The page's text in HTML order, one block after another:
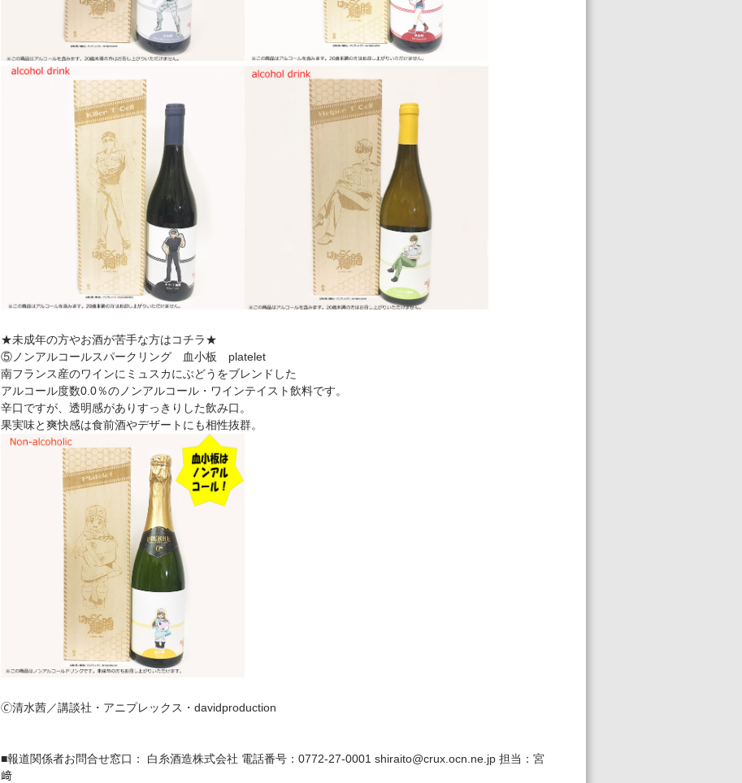
★未成年の方やお酒が苦手な方はコチラ★
⑤ノンアルコールスパークリング 血小板 platelet
南フランス産のワインにミュスカにぶどうをブレンドした
アルコール度数0.0％のノンアルコール・ワインテイスト飲料です。
辛口ですが、透明感がありすっきりした飲み口。
果実味と爽快感は食前酒やデザートにも相性抜群。
🄫清水茜／講談社・アニプレックス・davidproduction
■報道関係者お問合せ窓口： 白糸酒造株式会社 電話番号：0772-27-0001 shiraito@crux.ocn.ne.jp 担当：宮
﨑